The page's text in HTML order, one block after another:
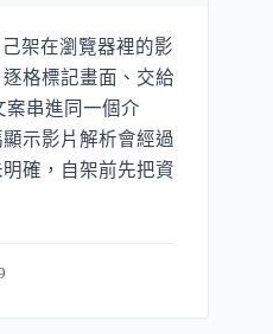
架在瀏覽器裡的影
格標記畫面、交給
案串進同一個介
示影片解析會經過
確，自架前先把資